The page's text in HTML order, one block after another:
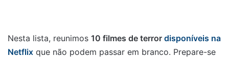
Nesta lista, reunimos 10 filmes de terror disponíveis na
Netflix que não podem passar em branco. Prepare-se